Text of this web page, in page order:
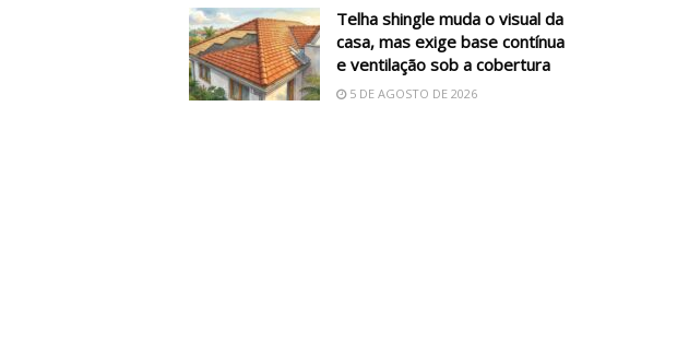
Telha shingle muda o visual da
casa, mas exige base contínua
e ventilação sob a cobertura
5 DE AGOSTO DE 2026